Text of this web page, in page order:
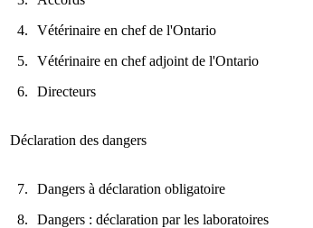
4.
5.
6.
Vétérinaire en chef de l'Ontario
Vétérinaire en chef adjoint de l'Ontario
Directeurs
Déclaration des dangers
7.
8.
Dangers à déclaration obligatoire
Dangers : déclaration par les laboratoires